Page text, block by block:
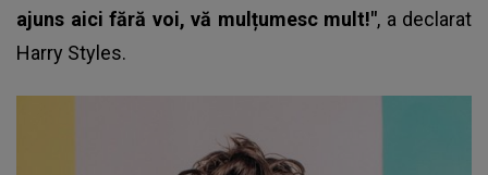
ajuns aici fără voi, vă mulțumesc mult!", a declarat
Harry Styles.